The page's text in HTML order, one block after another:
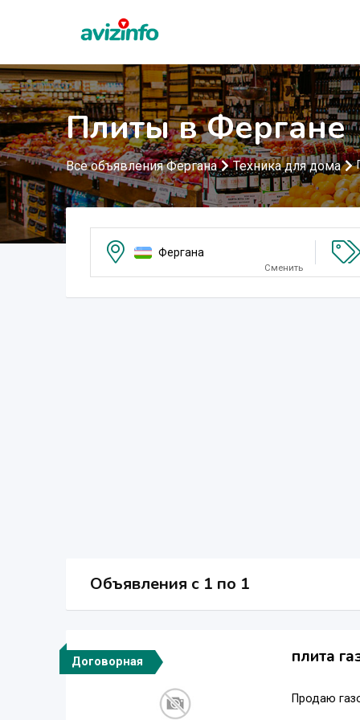
Плиты в Фергане
Все объявления Фергана Техника для дома
Фергана
Сменить
Объявления c 1 по 1
Договорная плита
Продаю